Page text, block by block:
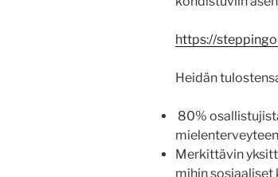
https://
Heidän
80%
Merkittävin
mihin sosiaaliset